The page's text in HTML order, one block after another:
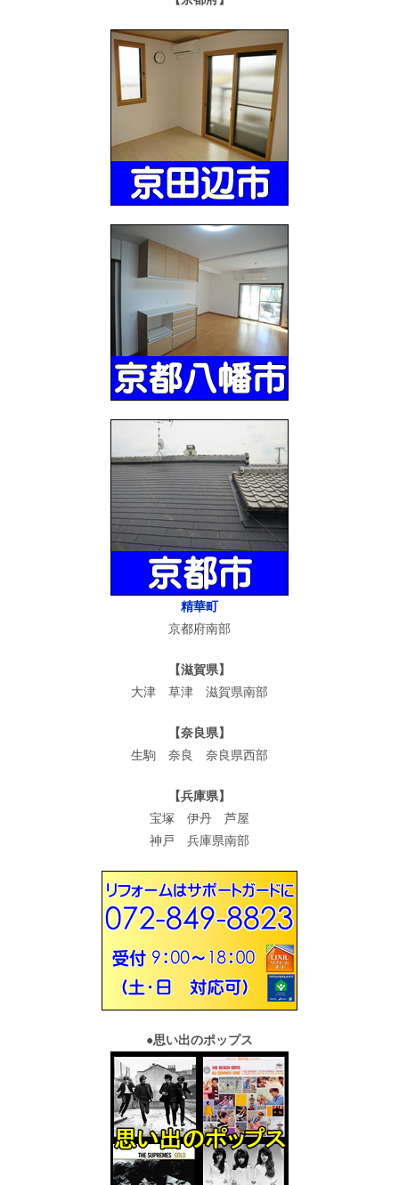
精華町
京都府南部
【滋賀県】
大津 草津 滋賀県南部
【奈良県】
生駒 奈良 奈良県西部
【兵庫県】
宝塚 伊丹 芦屋
神戸 兵庫県南部
●思い出のポップス